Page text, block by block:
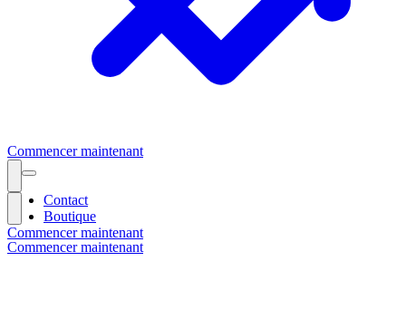
Commencer maintenant
Commencer maintenant
Contact
Boutique
Commencer maintenant